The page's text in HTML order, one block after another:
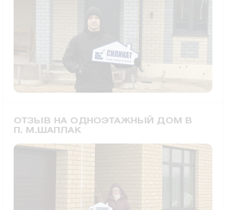
ОТЗЫВ НА ОДНОЭТАЖНЫЙ ДОМ В
П. М.ШАПЛАК